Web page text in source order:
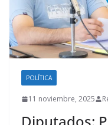
POLÍTICA
11 noviembre, 2025